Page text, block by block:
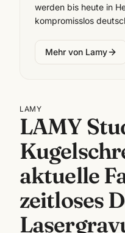
werden bis heute in
kompromisslos
Mehr von Lamy
LAMY
LAMY
aktuelle
zeitloses